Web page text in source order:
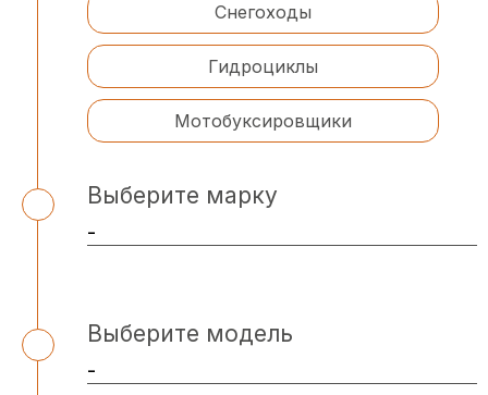
Снегоходы
Гидроциклы
Мотобуксировщики
Выберите марку
Выберите модель